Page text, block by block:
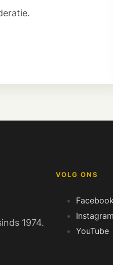
1974.
VOLG ONS
Facebook
Instagram
YouTube